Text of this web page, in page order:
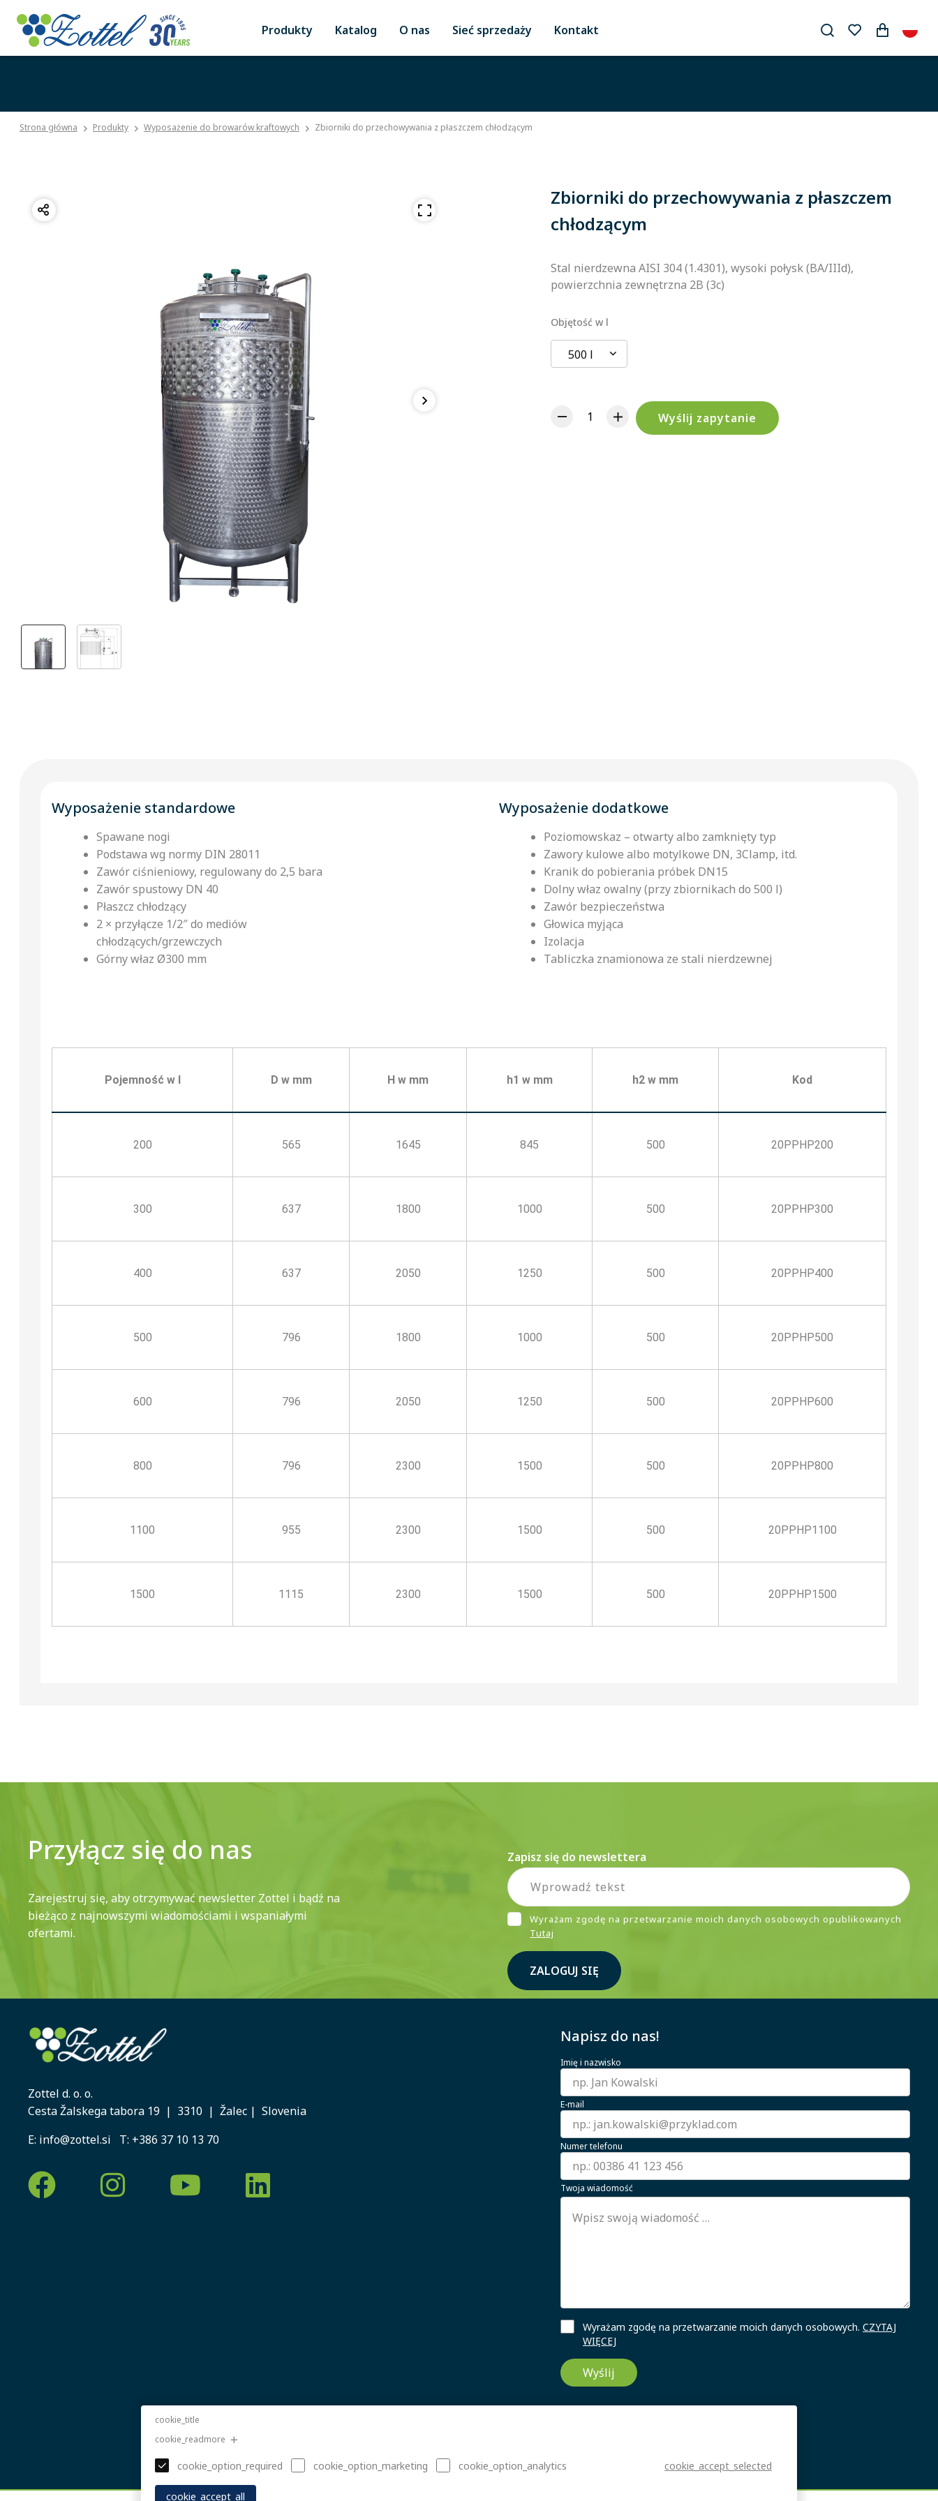
Produkty Katalog O nas Sieć sprzedaży Kontakt
Strona główna Produkty Wyposażenie do browarów kraftowych Zbiorniki do przechowywania z płaszczem chłodzącym
Zbiorniki do przechowywania z płaszczem
chłodzącym
Stal nierdzewna AISI 304 (1.4301), wysoki połysk (BA/IIId),
powierzchnia zewnętrzna 2B (3c)
Objętość w l
500 l
Wyślij zapytanie
Wyposażenie standardowe
Spawane nogi
Podstawa wg normy DIN 28011
Zawór ciśnieniowy, regulowany do 2,5 bara
Zawór spustowy DN 40
Płaszcz chłodzący
2 × przyłącze 1/2″ do mediów
chłodzących/grzewczych
Górny właz Ø300 mm
Wyposażenie dodatkowe
Poziomowskaz – otwarty albo zamknięty typ
Zawory kulowe albo motylkowe DN, 3Clamp, itd.
Kranik do pobierania próbek DN15
Dolny właz owalny (przy zbiornikach do 500 l)
Zawór bezpieczeństwa
Głowica myjąca
Izolacja
Tabliczka znamionowa ze stali nierdzewnej
Pojemność w l D w mm H w mm h1 w mm h2 w mm Kod
200 565 1645 845 500 20PPHP200
300 637 1800 1000 500 20PPHP300
400 637 2050 1250 500 20PPHP400
500 796 1800 1000 500 20PPHP500
600 796 2050 1250 500 20PPHP600
800 796 2300 1500 500 20PPHP800
1100 955 2300 1500 500 20PPHP1100
1500 1115 2300 1500 500 20PPHP1500
Przyłącz się do nas
Zarejestruj się, aby otrzymywać newsletter Zottel i bądź na
bieżąco z najnowszymi wiadomościami i wspaniałymi
ofertami.
Zapisz się do newslettera
Wyrażam zgodę na przetwarzanie moich danych osobowych opublikowanych
Tutaj
ZALOGUJ SIĘ
Zottel d. o. o.
Cesta Žalskega tabora 19 | 3310 | Žalec | Slovenia
E: info@zottel.si T: +386 37 10 13 70
Napisz do nas!
Imię i nazwisko
E-mail
Numer telefonu
Twoja wiadomość
Wyrażam zgodę na przetwarzanie moich danych osobowych.CZYTAJ
WIĘCEJ
Wyślij
cookie_title
cookie_readmore
cookie_option_required cookie_option_marketing cookie_option_analytics cookie_accept_selected
cookie_accept_all